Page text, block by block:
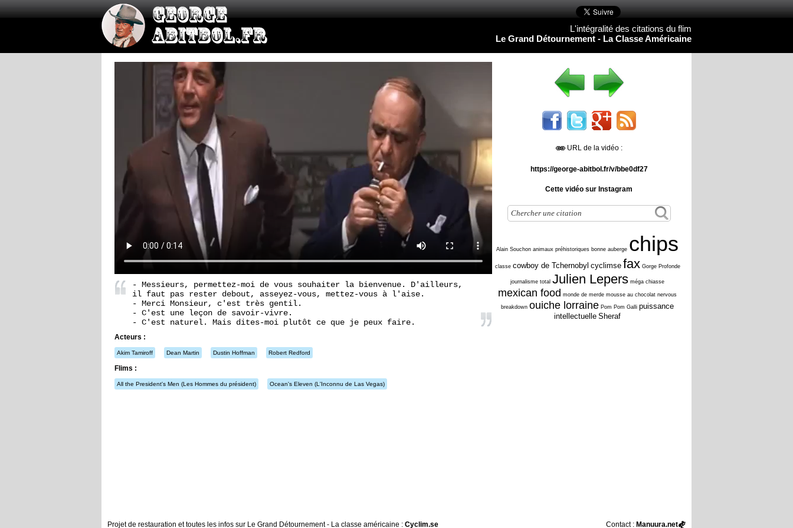
L'intégralité des citations du flim
Le Grand Détournement - La Classe Américaine
- Messieurs, permettez-moi de vous souhaiter la bienvenue. D'ailleurs,
il faut pas rester debout, asseyez-vous, mettez-vous à l'aise.
- Merci Monsieur, c'est très gentil.
- C'est une leçon de savoir-vivre.
- C'est naturel. Mais dites-moi plutôt ce que je peux faire.
Acteurs :
Akim Tamiroff Dean Martin Dustin Hoffman Robert Redford
Flims :
All the President's Men (Les Hommes du président) Ocean's Eleven (L'Inconnu de Las Vegas)
URL de la vidéo :
https://george-abitbol.fr/v/bbe0df27
Cette vidéo sur Instagram
Alain Souchon animaux préhistoriques bonne auberge chips
classe cowboy de Tchernobyl cyclimse fax Gorge Profonde
journalisme total Julien Lepers méga chiasse
mexican food monde de merde mousse au chocolat nervous
breakdown ouiche lorraine Pom Pom Galli puissance
intellectuelle Sheraf
Projet de restauration et toutes les infos sur Le Grand Détournement - La classe américaine : Cyclim.se Contact : Manuura.net